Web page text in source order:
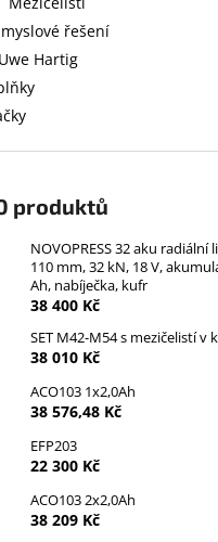
řešení
Uwe Hartig
produktů
NOVOPRESS 32 aku radiální
110 mm, 32 kN, 18 V,
Ah, nabíječka, kufr
38 400 Kč
SET M42-M54 s mezičelistí v
38 010 Kč
ACO103 1x2,0Ah
38 576,48 Kč
EFP203
22 300 Kč
ACO103 2x2,0Ah
38 209 Kč